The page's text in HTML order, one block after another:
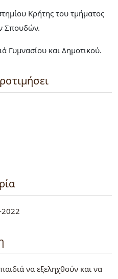
Κρήτης του τμήματος
Σπουδών.
Γυμνασίου και Δημοτικού.
να εξεληχθούν και να